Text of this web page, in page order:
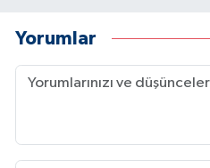
Yorumlar